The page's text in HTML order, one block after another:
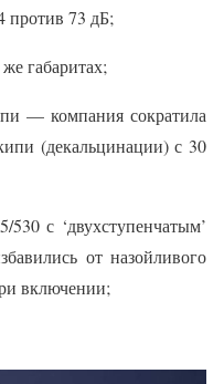
73 дБ;
габаритах;
— компания сократила
(декальцинации) с 30
с ‘двухступенчатым’
от назойливого
включении;